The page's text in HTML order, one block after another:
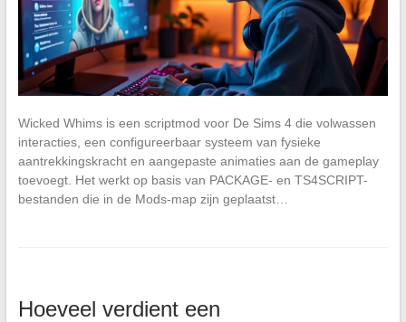
Wicked Whims is een scriptmod voor De Sims 4 die volwassen
interacties, een configureerbaar systeem van fysieke
aantrekkingskracht en aangepaste animaties aan de gameplay
toevoegt. Het werkt op basis van PACKAGE- en TS4SCRIPT-
bestanden die in de Mods-map zijn geplaatst…
Hoeveel verdient een